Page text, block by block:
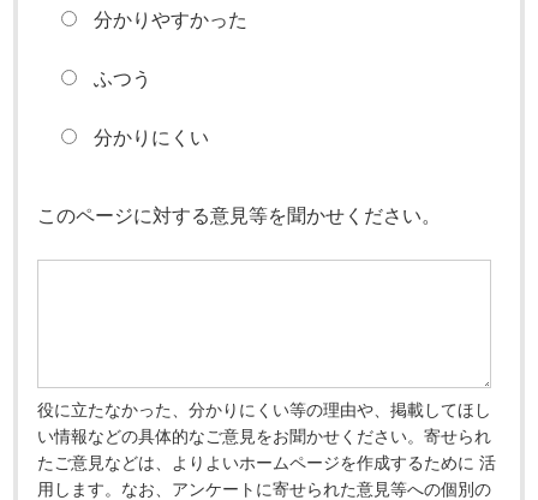
分かりやすかった
ふつう
分かりにくい
このページに対する意見等を聞かせください。
役に立たなかった、分かりにくい等の理由や、掲載してほし
い情報などの具体的なご意見をお聞かせください。寄せられ
たご意見などは、よりよいホームページを作成するために 活
用します。なお、アンケートに寄せられた意見等への個別の